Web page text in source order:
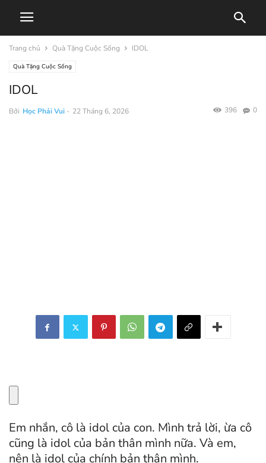
Trang chủ Quà Tặng Cuộc Sống IDOL
Quà Tặng Cuộc Sống
IDOL
Bởi Học Phải Vui - 22 Tháng 6, 2026 0
396
Em nhắn, cô là idol của con. Mình trả lời, ừa cô
cũng là idol của bản thân mình nữa. Và em,
nên là idol của chính bản thân mình.